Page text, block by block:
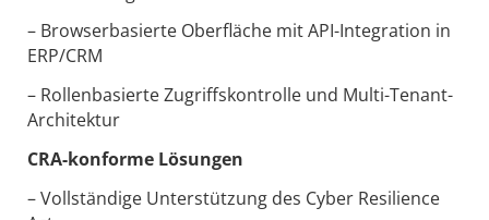
– Browserbasierte Oberfläche mit API-Integration in
ERP/CRM
– Rollenbasierte Zugriffskontrolle und Multi-Tenant-
Architektur
CRA-konforme Lösungen
– Vollständige Unterstützung des Cyber Resilience